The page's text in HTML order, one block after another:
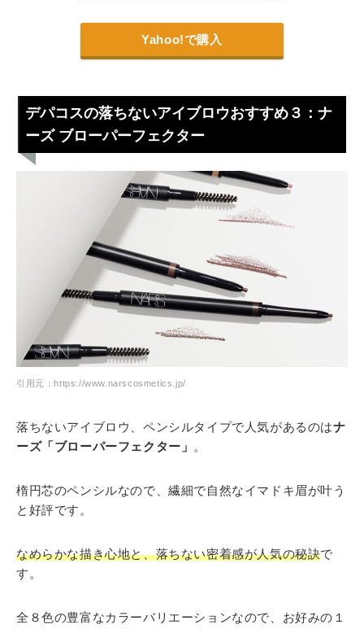
Yahoo!で購入
デパコスの落ちないアイブロウおすすめ３：ナ
ーズ ブローパーフェクター
引用元：https://www.narscosmetics.jp/
落ちないアイブロウ、ペンシルタイプで人気があるのはナ
ーズ「ブローパーフェクター」 。
楕円芯のペンシルなので、繊細で自然なイマドキ眉が叶う
と好評です。
なめらかな描き心地と、落ちない密着感が人気の秘訣で
す。
全８色の豊富なカラーバリエーションなので、お好みの１